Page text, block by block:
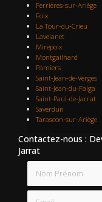
Ferrières-sur-Ariège
Foix
La Tour-du-Crieu
Lavelanet
Mirepoix
Montgailhard
Pamiers
Saint-Jean-de-Verges
Saint-Jean-du-Falga
Saint-Paul-de-Jarrat
Saverdun
Tarascon-sur-Ariège
Contactez-nous :
Jarrat
Email